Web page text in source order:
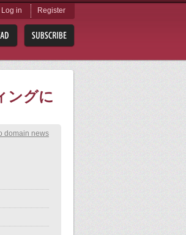
Log in Register
ングに
domain news